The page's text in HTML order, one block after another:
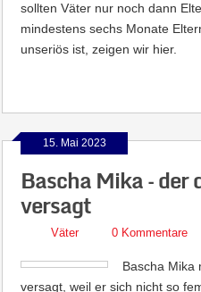
sollten Väter nur noch dann
mindestens sechs Monate
unseriös ist, zeigen wir hier.
15. Mai 2023
Bascha Mika –
versagt
Väter 0 Kommentare
Bascha Mika
versagt, weil er sich nicht so